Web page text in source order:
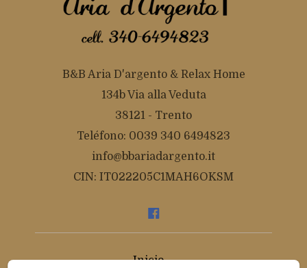
B&B Aria D'argento & Relax Home
134b Via alla Veduta
38121 - Trento
Teléfono: 0039 340 6494823
info@bbariadargento.it
CIN: IT022205C1MAH6OKSM
Inicio